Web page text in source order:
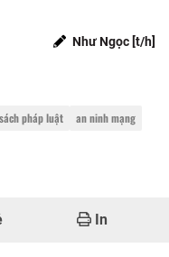
Như Ngọc [t/h]
pháp luật
an ninh mạng
In